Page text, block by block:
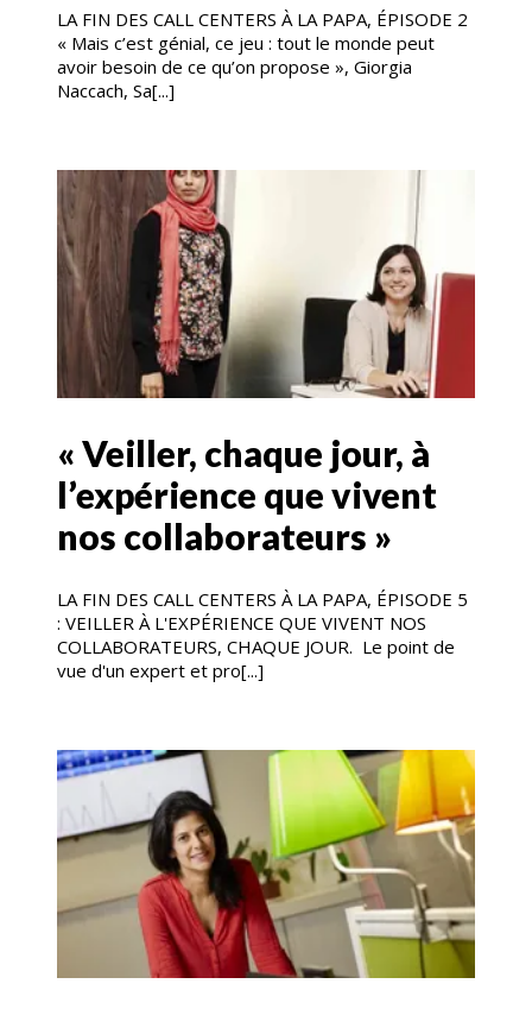
LA FIN DES CALL CENTERS À LA PAPA, ÉPISODE 2
« Mais c’est génial, ce jeu : tout le monde peut
avoir besoin de ce qu’on propose », Giorgia
Naccach, Sa[...]
« Veiller, chaque jour, à
l’expérience que vivent
nos collaborateurs »
LA FIN DES CALL CENTERS À LA PAPA, ÉPISODE 5
: VEILLER À L'EXPÉRIENCE QUE VIVENT NOS
COLLABORATEURS, CHAQUE JOUR. Le point de
vue d'un expert et pro[...]